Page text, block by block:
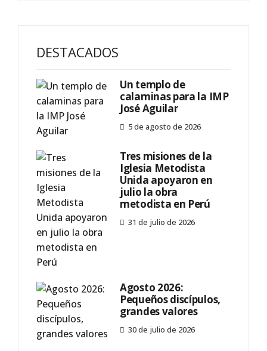
DESTACADOS
Un templo de
calaminas para la IMP
José Aguilar
5 de agosto de 2026
Tres misiones de la
Iglesia Metodista
Unida apoyaron en
julio la obra
metodista en Perú
31 de julio de 2026
Agosto 2026:
Pequeños discípulos,
grandes valores
30 de julio de 2026